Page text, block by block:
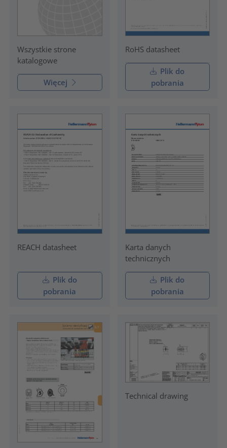
Wszystkie strone
katalogowe
Więcej
RoHS datasheet
Plik do
pobrania
REACH datasheet
Plik do
pobrania
Karta danych
technicznych
Plik do
pobrania
Technical drawing